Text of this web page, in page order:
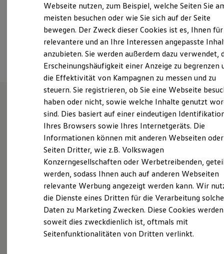
Laden
Laden unterwegs
Laden Zuhause
Ladestationen finden
Ladezeitensimulator
Batterie
Sicherheit
Garantie und Lebensdauer
Nachhaltigkeit
Technologie
Kosten und Kauf
Verbrauchskosten
Kaufoptionen
E-Auto-Förderung
Software und Konnektivität
ID. Software Versionen und Updates
Digitale Extras
Schnittstellen zu Ihrem ID.
Hybridautos
Marke und Erlebnis
Volkswagen R und R Experience
R-Modelle
Driving Experience
Volkswagen entdecken
Ansprechpartner
Wie können wir
Ihnen weiterhelfen?
Probefahrt vereinbaren
Webseite nutzen, zum Beispiel, welche Seiten Sie
meisten besuchen oder wie Sie sich auf der Seite
bewegen. Der Zweck dieser Cookies ist es, Ihnen für
relevantere und an Ihre Interessen angepasste
anzubieten. Sie werden außerdem dazu verwendet,
Erscheinungshäufigkeit einer Anzeige zu begrenzen
die Effektivität von Kampagnen zu messen und zu
steuern. Sie registrieren, ob Sie eine Webseite
haben oder nicht, sowie welche Inhalte genutzt
sind. Dies basiert auf einer eindeutigen
Ihres Browsers sowie Ihres Internetgeräts. Die
Informationen können mit anderen Webseiten oder
Seiten Dritter, wie z.B. Volkswagen
Konzerngesellschaften oder Werbetreibenden,
werden, sodass Ihnen auch auf anderen Webseiten
relevante Werbung angezeigt werden kann. Wir
die Dienste eines Dritten für die Verarbeitung
Daten zu Marketing Zwecken. Diese Cookies
soweit dies zweckdienlich ist, oftmals mit
Seitenfunktionalitäten von Dritten verlinkt.